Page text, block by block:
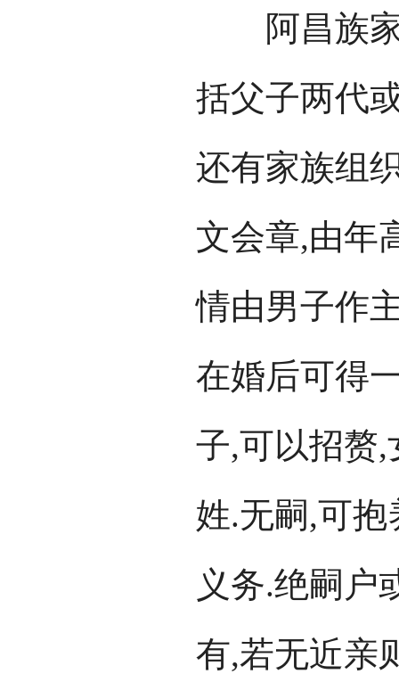
阿昌族家
括父子两代
还有家族组
文会章,由年
情由男子作
在婚后可得
子,可以招赘
姓.无嗣,可
义务.绝嗣户
有,若无近亲